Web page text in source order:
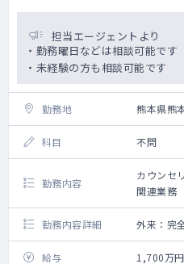
担当エージェントより
・勤務曜日などは相談可能です
・未経験の方も相談可能です
勤務地 熊本県熊
科目 不問
勤務内容
カウンセ
関連業務
勤務内容詳細 外来：完
給与 1,700万